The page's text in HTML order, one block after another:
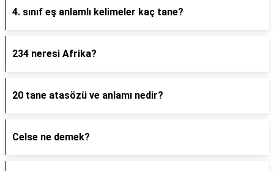
4. sınıf eş anlamlı kelimeler kaç tane?
234 neresi Afrika?
20 tane atasözü ve anlamı nedir?
Celse ne demek?